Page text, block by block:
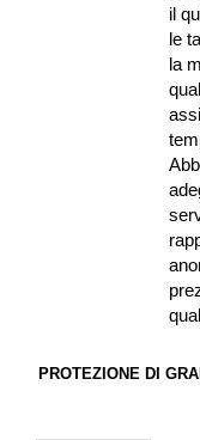
il
le
la
PROTEZIONE DI